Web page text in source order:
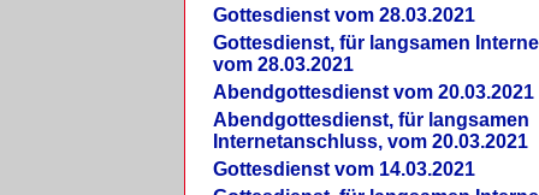
Gottesdienst vom 28.03.2021
Gottesdienst, für langsamen
vom 28.03.2021
Abendgottesdienst vom 20.03.2021
Abendgottesdienst, für langsamen
Internetanschluss, vom 20.03.2021
Gottesdienst vom 14.03.2021